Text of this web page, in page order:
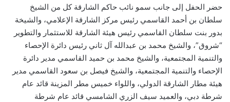
حضر الحفل إلى جانب سمو نائب حاكم الشارقة كل من الشيخ
سلطان بن أحمد القاسمي رئيس مركز الشارقة الإعلامي، والشيخة
بدور بنت سلطان القاسمي رئيس هيئة الشارقة للاستثمار والتطوير
“شروق”، والشيخ محمد بن عبدالله آل ثاني رئيس دائرة الإحصاء
والتنمية المجتمعية، والشيخ محمد بن حميد القاسمي مدير دائرة
الإحصاء والتنمية المجتمعية، والشيخ فيصل بن سعود القاسمي مدير
هيئة مطار الشارقة الدولي، واللواء خميس مطر المزينة قائد عام
شرطة دبي، والعميد سيف الزري الشامسي قائد عام شرطة